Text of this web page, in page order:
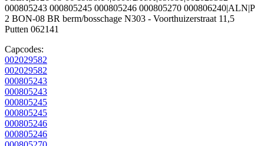
000805243 000805245 000805246 000805270 000806240|ALN|P
2 BON-08 BR berm/bosschage N303 - Voorthuizerstraat 11,5
Putten 062141
Capcodes:
002029582
002029582
000805243
000805243
000805245
000805245
000805246
000805246